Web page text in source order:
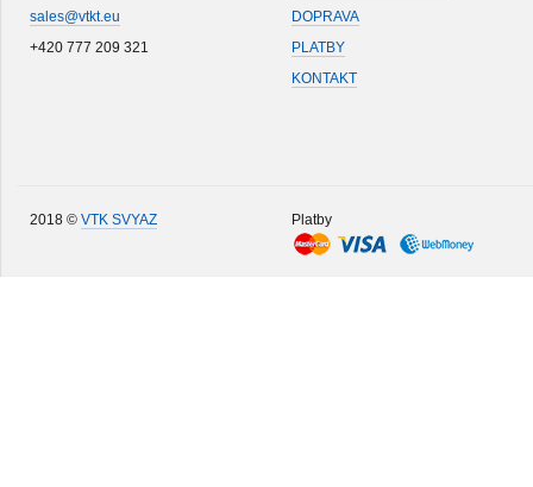
sales@vtkt.eu
+420 777 209 321
DOPRAVA
PLATBY
KONTAKT
2018 © VTK SVYAZ Platby